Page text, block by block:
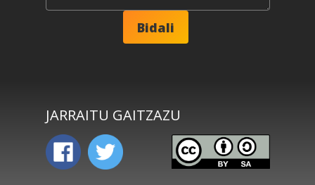
JARRAITU GAITZAZU